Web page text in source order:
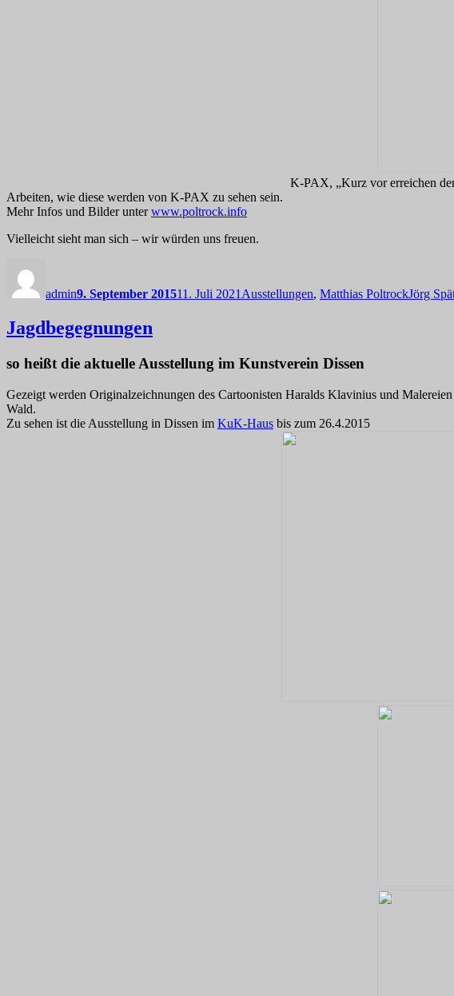
K-PAX, „Kurz vor erreichen
Arbeiten, wie diese werden von K-PAX zu sehen sein.
Mehr Infos und Bilder unterwww.poltrock.info
Vielleicht sieht man sich – wir würden uns freuen.
admin9. September 201511. Juli 2021 Ausstellungen, Matthias PoltrockJörg
Jagdbegegnungen
so heißt die aktuelle Ausstellung im Kunstverein Dissen
Gezeigt werden Originalzeichnungen des Cartoonisten Haralds Klavinius und
Wald.
Zu sehen ist die Ausstellung in Dissen im KuK-Haus bis zum 26.4.2015